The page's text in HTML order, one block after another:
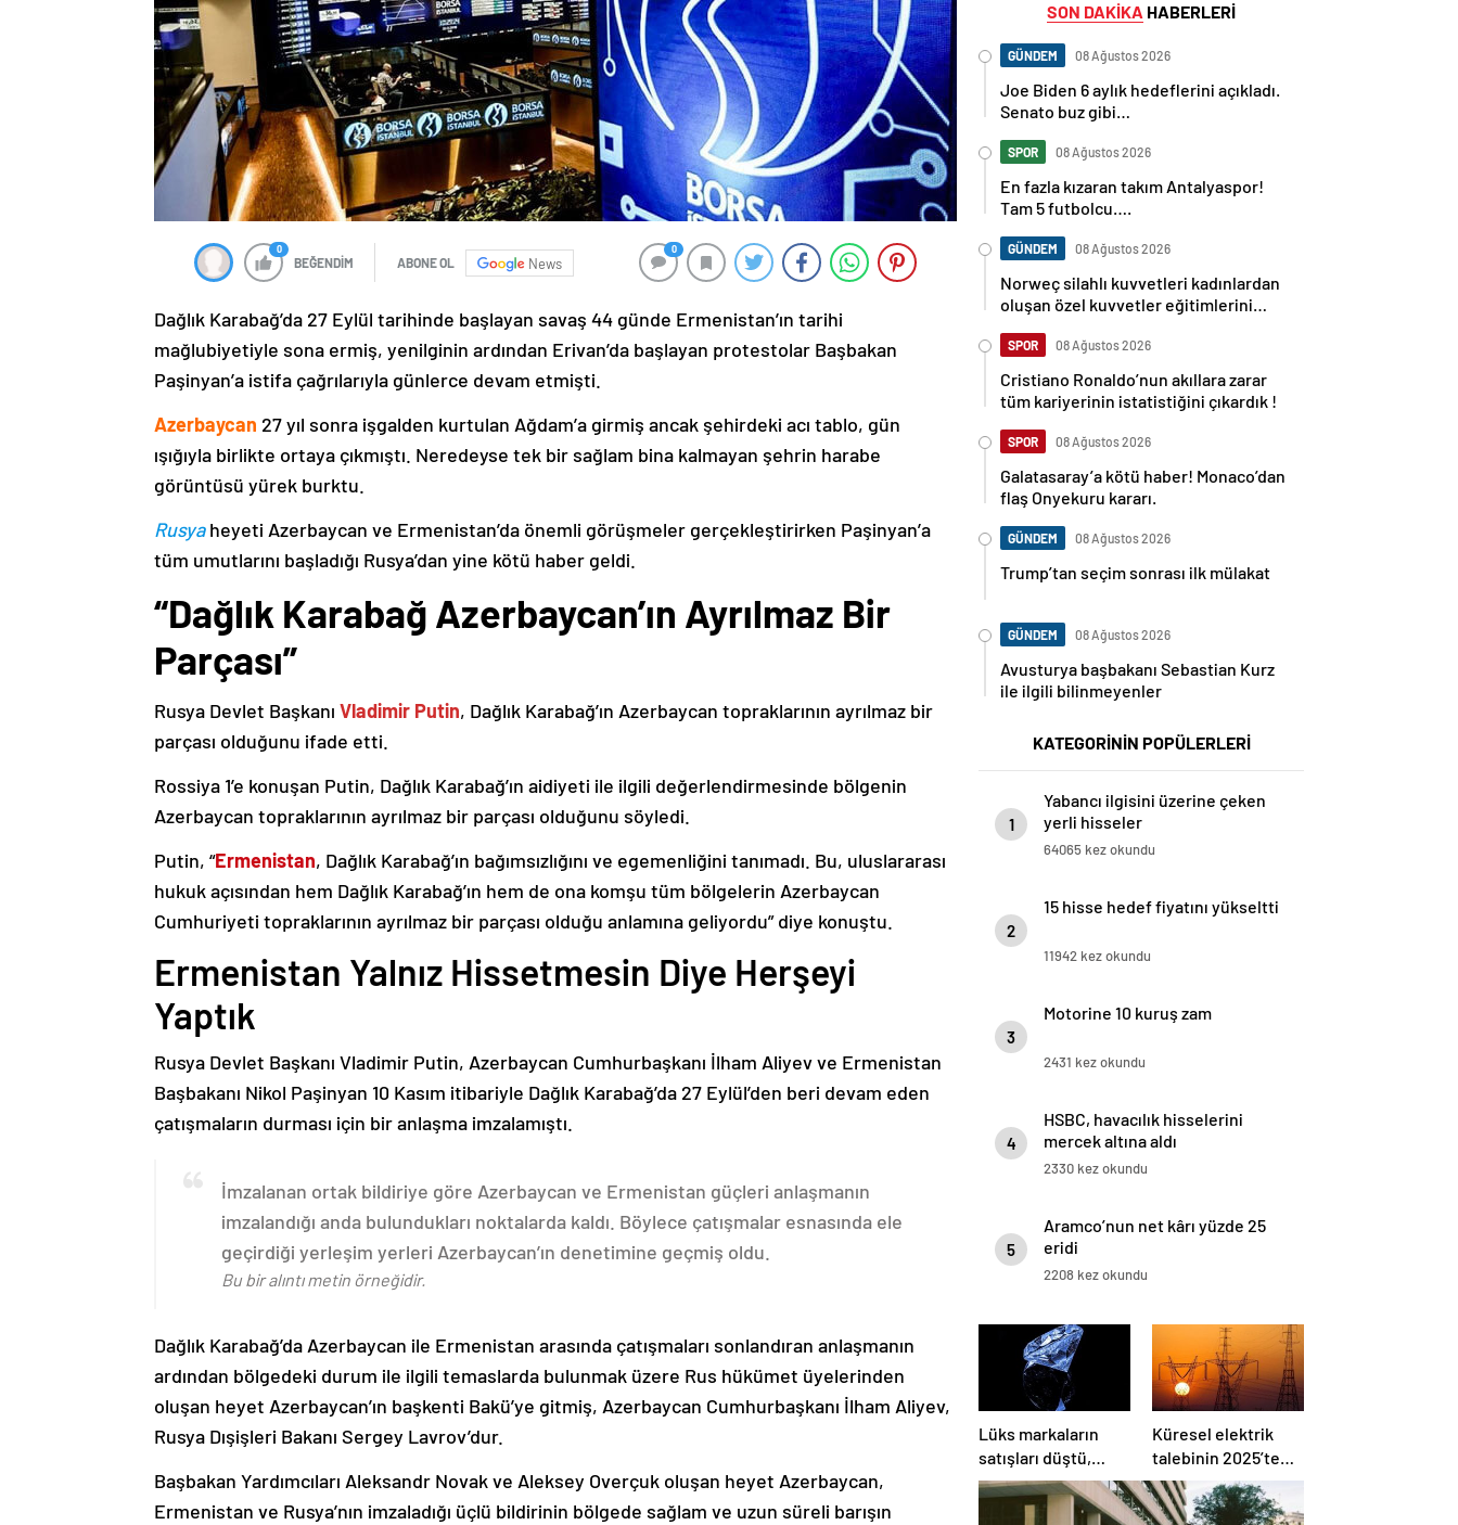
0
BEĞENDİM ABONE OL News
0
Dağlık Karabağ’da 27 Eylül tarihinde başlayan savaş 44 günde Ermenistan’ın tarihi
mağlubiyetiyle sona ermiş, yenilginin ardından Erivan’da başlayan protestolar Başbakan
Paşinyan’a istifa çağrılarıyla günlerce devam etmişti.
Azerbaycan 27 yıl sonra işgalden kurtulan Ağdam’a girmiş ancak şehirdeki acı tablo, gün
ışığıyla birlikte ortaya çıkmıştı. Neredeyse tek bir sağlam bina kalmayan şehrin harabe
görüntüsü yürek burktu.
Rusyaheyeti Azerbaycan ve Ermenistan’da önemli görüşmeler gerçekleştirirken Paşinyan’a
tüm umutlarını başladığı Rusya’dan yine kötü haber geldi.
“Dağlık Karabağ Azerbaycan’ın Ayrılmaz Bir
Parçası”
Rusya Devlet Başkanı Vladimir Putin, Dağlık Karabağ’ın Azerbaycan topraklarının ayrılmaz bir
parçası olduğunu ifade etti.
Rossiya 1’e konuşan Putin, Dağlık Karabağ’ın aidiyeti ile ilgili değerlendirmesinde bölgenin
Azerbaycan topraklarının ayrılmaz bir parçası olduğunu söyledi.
Putin, “Ermenistan, Dağlık Karabağ’ın bağımsızlığını ve egemenliğini tanımadı. Bu, uluslararası
hukuk açısından hem Dağlık Karabağ’ın hem de ona komşu tüm bölgelerin Azerbaycan
Cumhuriyeti topraklarının ayrılmaz bir parçası olduğu anlamına geliyordu” diye konuştu.
Ermenistan Yalnız Hissetmesin Diye Herşeyi
Yaptık
Rusya Devlet Başkanı Vladimir Putin, Azerbaycan Cumhurbaşkanı İlham Aliyev ve Ermenistan
Başbakanı Nikol Paşinyan 10 Kasım itibariyle Dağlık Karabağ’da 27 Eylül’den beri devam eden
çatışmaların durması için bir anlaşma imzalamıştı.
İmzalanan ortak bildiriye göre Azerbaycan ve Ermenistan güçleri anlaşmanın
imzalandığı anda bulundukları noktalarda kaldı. Böylece çatışmalar esnasında ele
geçirdiği yerleşim yerleri Azerbaycan’ın denetimine geçmiş oldu.
Bu bir alıntı metin örneğidir.
Dağlık Karabağ’da Azerbaycan ile Ermenistan arasında çatışmaları sonlandıran anlaşmanın
ardından bölgedeki durum ile ilgili temaslarda bulunmak üzere Rus hükümet üyelerinden
oluşan heyet Azerbaycan’ın başkenti Bakü’ye gitmiş, Azerbaycan Cumhurbaşkanı İlham Aliyev,
Rusya Dışişleri Bakanı Sergey Lavrov’dur.
Başbakan Yardımcıları Aleksandr Novak ve Aleksey Overçuk oluşan heyet Azerbaycan,
Ermenistan ve Rusya’nın imzaladığı üçlü bildirinin bölgede sağlam ve uzun süreli barışın
SON DAKİKA HABERLERİ
GÜNDEM 08 Ağustos 2026
Joe Biden 6 aylık hedeflerini açıkladı.
Senato buz gibi…
SPOR 08 Ağustos 2026
En fazla kızaran takım Antalyaspor!
Tam 5 futbolcu….
GÜNDEM 08 Ağustos 2026
Norweç silahlı kuvvetleri kadınlardan
oluşan özel kuvvetler eğitimlerini
SPOR 08 Ağustos 2026
Cristiano Ronaldo’nun akıllara zarar
tüm kariyerinin istatistiğini çıkardık !
SPOR 08 Ağustos 2026
Galatasaray’a kötü haber! Monaco’dan
flaş Onyekuru kararı.
GÜNDEM 08 Ağustos 2026
Trump’tan seçim sonrası ilk mülakat
GÜNDEM 08 Ağustos 2026
Avusturya başbakanı Sebastian Kurz
ile ilgili bilinmeyenler
KATEGORİNİN POPÜLERLERİ
1
Yabancı ilgisini üzerine çeken
yerli hisseler
64065 kez okundu
2
15 hisse hedef fiyatını yükseltti
11942 kez okundu
3
Motorine 10 kuruş zam
2431 kez okundu
4
HSBC, havacılık hisselerini
mercek altına aldı
2330 kez okundu
5
Aramco’nun net kârı yüzde 25
eridi
2208 kez okundu
Lüks markaların
satışları düştü,
hisseleri olumsuz
etkilendi
Küresel elektrik
talebinin 2025’te
artması bekleniyor